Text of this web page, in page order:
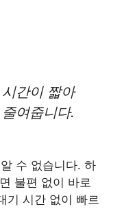
간이 짧아
여줍니다.
수 없습니다. 하
불편 없이 바로
기 시간 없이 빠르